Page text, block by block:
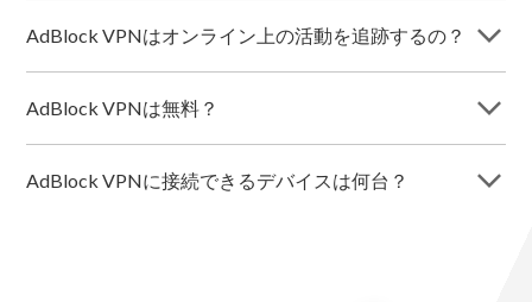
AdBlock VPNはオンライン上の活動を追跡するの？ arrow_forward_ios
AdBlock VPNは無料？ arrow_forward_ios
AdBlock VPNに接続できるデバイスは何台？ arrow_forward_ios